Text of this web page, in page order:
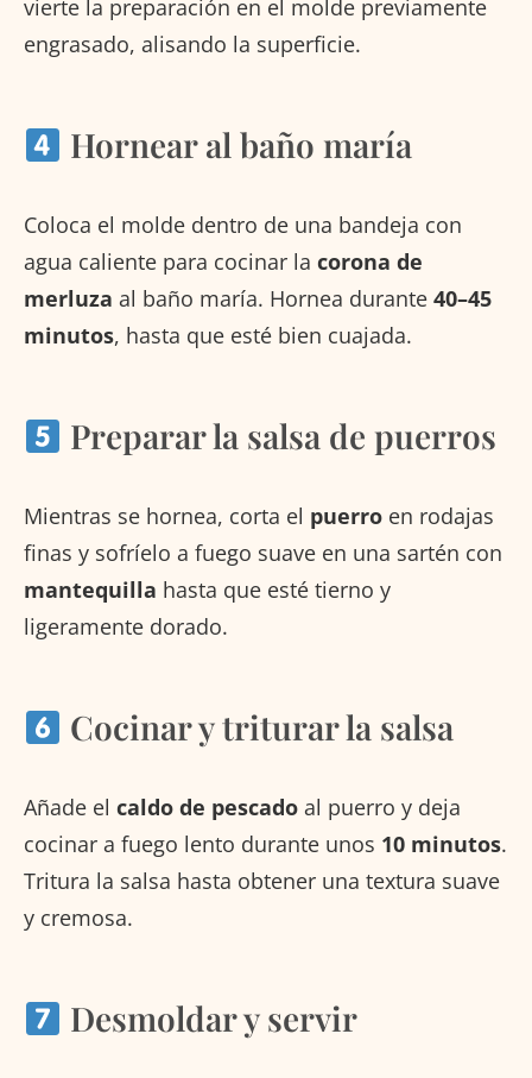
vierte la preparación en el molde previamente
engrasado, alisando la superficie.
Hornear al baño maría
Coloca el molde dentro de una bandeja con
agua caliente para cocinar la corona de
merluza al baño maría. Hornea durante 40–45
minutos, hasta que esté bien cuajada.
Preparar la salsa de puerros
Mientras se hornea, corta el puerro en rodajas
finas y sofríelo a fuego suave en una sartén con
mantequilla hasta que esté tierno y
ligeramente dorado.
Cocinar y triturar la salsa
Añade el caldo de pescado al puerro y deja
cocinar a fuego lento durante unos 10 minutos.
Tritura la salsa hasta obtener una textura suave
y cremosa.
Desmoldar y servir